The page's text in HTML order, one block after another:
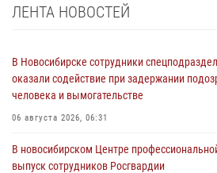
ЛЕНТА НОВОСТЕЙ
В Новосибирске сотрудники
оказали содействие при задержании
человека и вымогательстве
06 августа 2026, 06:31
В новосибирском Центре
выпуск сотрудников Росгвардии